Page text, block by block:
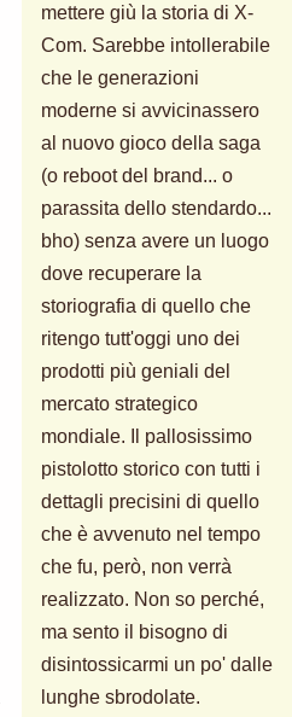
mettere giù la storia di X-
Com. Sarebbe intollerabile
che le generazioni
moderne si avvicinassero
al nuovo gioco della saga
(o reboot del brand... o
parassita dello stendardo...
bho) senza avere un luogo
dove recuperare la
storiografia di quello che
ritengo tutt'oggi uno dei
prodotti più geniali del
mercato strategico
mondiale. Il pallosissimo
pistolotto storico con tutti i
dettagli precisini di quello
che è avvenuto nel tempo
che fu, però, non verrà
realizzato. Non so perché,
ma sento il bisogno di
disintossicarmi un po' dalle
lunghe sbrodolate.